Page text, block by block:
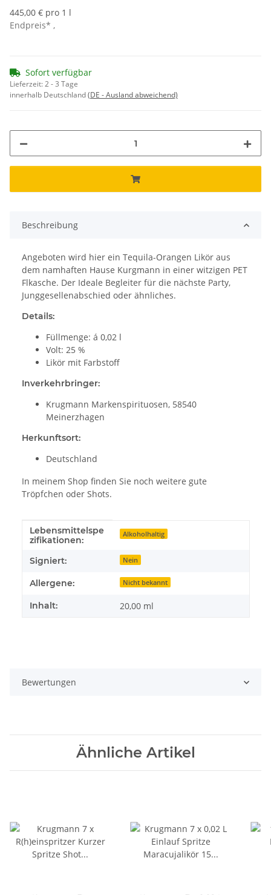
445,00 € pro 1 l
Endpreis* ,
Sofort verfügbar
Lieferzeit:2 - 3 Tage
innerhalb Deutschland(DE - Ausland abweichend)
Beschreibung
Angeboten wird hier ein Tequila-Orangen Likör aus
dem namhaften Hause Kurgmann in einer witzigen PET
Flkasche. Der Ideale Begleiter für die nächste Party,
Junggesellenabschied oder ähnliches.
Details:
Füllmenge: á 0,02 l
Volt: 25 %
Likör mit Farbstoff
Inverkehrbringer:
Krugmann Markenspirituosen, 58540
Meinerzhagen
Herkunftsort:
Deutschland
In meinem Shop finden Sie noch weitere gute
Tröpfchen oder Shots.
Produkteigenschaft
Wert
Lebensmittelspe
zifikationen:
Alkoholhaltig
Signiert: Nein
Allergene: Nicht bekannt
Inhalt: 20,00 ml
Bewertungen
Ähnliche Artikel